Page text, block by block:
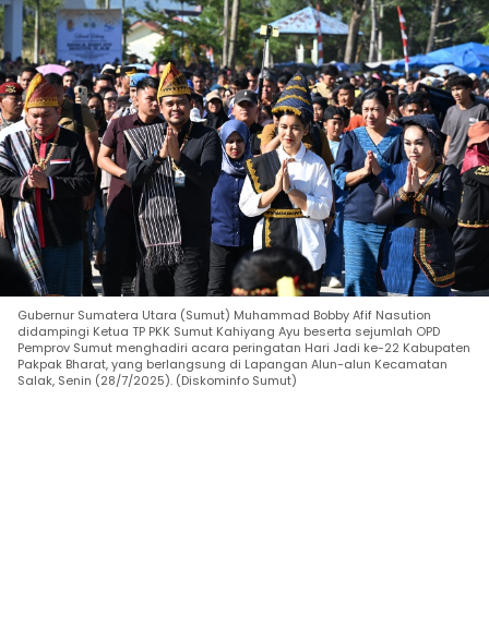
Gubernur Sumatera Utara (Sumut) Muhammad Bobby Afif Nasution
didampingi Ketua TP PKK Sumut Kahiyang Ayu beserta sejumlah OPD
Pemprov Sumut menghadiri acara peringatan Hari Jadi ke-22 Kabupaten
Pakpak Bharat, yang berlangsung di Lapangan Alun-alun Kecamatan
Salak, Senin (28/7/2025). (Diskominfo Sumut)